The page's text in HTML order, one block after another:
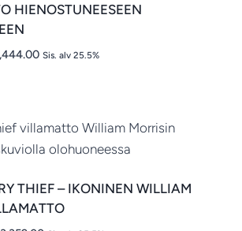
HIENOSTUNEESEEN
Hintaluokka:
Sis. alv 25.5%
THIEF – IKONINEN WILLIAM